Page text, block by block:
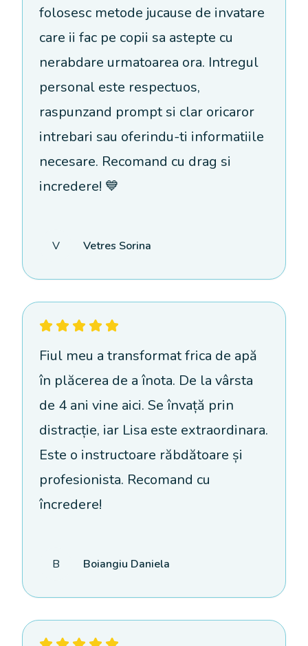
folosesc metode jucause de invatare
care ii fac pe copii sa astepte cu
nerabdare urmatoarea ora. Intregul
personal este respectuos,
raspunzand prompt si clar oricaror
intrebari sau oferindu-ti informatiile
necesare. Recomand cu drag si
incredere! 💙
V Vetres Sorina
Fiul meu a transformat frica de apă
în plăcerea de a înota. De la vârsta
de 4 ani vine aici. Se învață prin
distracție, iar Lisa este extraordinara.
Este o instructoare răbdătoare și
profesionista. Recomand cu
încredere!
B Boiangiu Daniela